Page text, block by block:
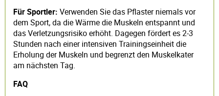
Für Sportler: Verwenden Sie das Pflaster niemals vor
dem Sport, da die Wärme die Muskeln entspannt und
das Verletzungsrisiko erhöht. Dagegen fördert es 2-3
Stunden nach einer intensiven Trainingseinheit die
Erholung der Muskeln und begrenzt den Muskelkater
am nächsten Tag.
FAQ